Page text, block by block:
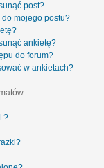
post?
mojego postu?
ankietę?
do forum?
w ankietach?